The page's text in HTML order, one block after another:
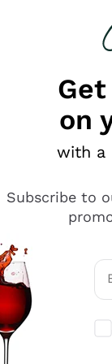
looking for
on
with a
Subscribe to